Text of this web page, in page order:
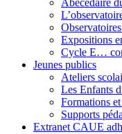
Abécédaire
Expositions
Cycle E…
Jeunes publics
Ateliers
Les Enfants
Formations et
Supports
Extranet CAUE